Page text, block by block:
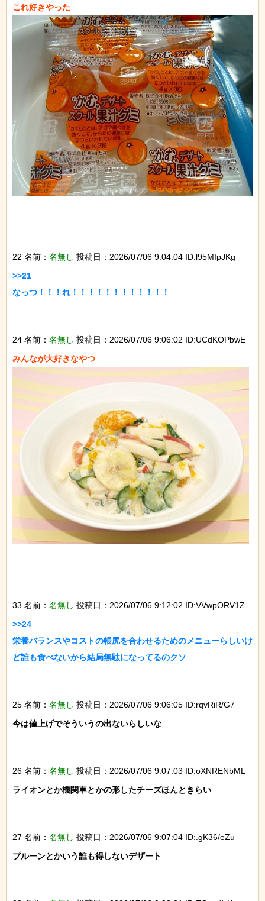
22 名前： 名無し 投稿日：2026/07/06 9:04:04 ID:l95MIpJKg
>>21
なっつ！！！れ！！！！！！！！！！！！
24 名前： 名無し 投稿日：2026/07/06 9:06:02 ID:UCdKOPbwE
33 名前： 名無し 投稿日：2026/07/06 9:12:02 ID:VVwpORV1Z
>>24
栄養バランスやコストの帳尻を合わせるためのメニューらしいけ
ど誰も食べないから結局無駄になってるのクソ
25 名前： 名無し 投稿日：2026/07/06 9:06:05 ID:rqvRiR/G7
今は値上げでそういうの出ないらしいな
26 名前： 名無し 投稿日：2026/07/06 9:07:03 ID:oXNRENbML
ライオンとか機関車とかの形したチーズほんときらい
27 名前： 名無し 投稿日：2026/07/06 9:07:04 ID:.gK36/eZu
プルーンとかいう誰も得しないデザート